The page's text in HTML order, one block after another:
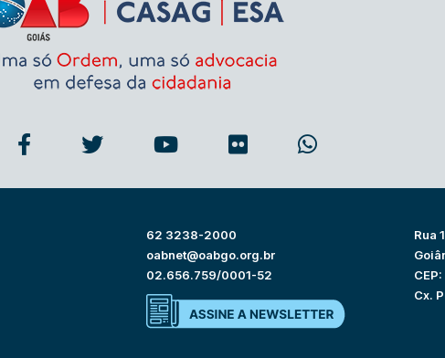
62 3238-2000
oabnet@oabgo.org.br
02.656.759/0001-52
Rua
Cx.